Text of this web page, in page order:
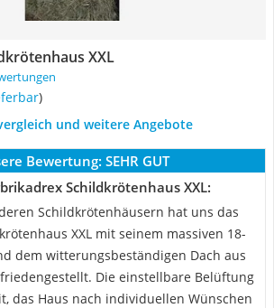
XXL
)
und weitere Angebote
Bewertung: SEHR GUT
Schildkrötenhaus XXL:
Schildkrötenhäusern hat uns das
XXL mit seinem massiven 18-
dem witterungsbeständigen Dach aus
Die einstellbare Belüftung
das Haus nach individuellen Wünschen